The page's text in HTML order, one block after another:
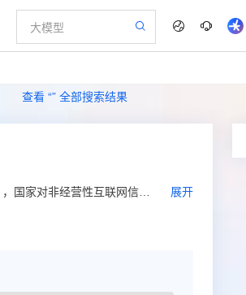
伙伴 支持与服务 了解阿里云
查看 “” 全部搜索结果
国家对非经营性互联网信息
展开